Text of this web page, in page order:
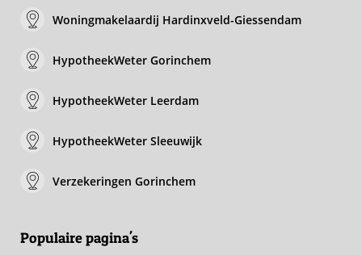
Woningmakelaardij Hardinxveld-Giessendam
HypotheekWeter Gorinchem
HypotheekWeter Leerdam
HypotheekWeter Sleeuwijk
Verzekeringen Gorinchem
Populaire pagina's